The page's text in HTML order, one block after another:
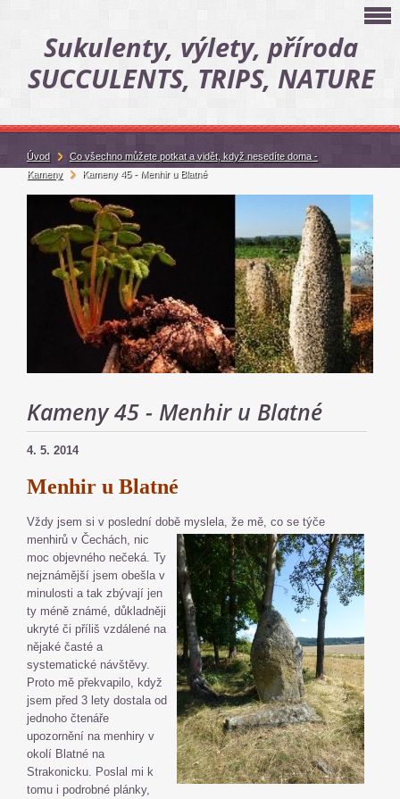
Sukulenty, výlety, příroda
SUCCULENTS, TRIPS, NATURE
Kameny 45 - Menhir u Blatné
4. 5. 2014
Menhir u Blatné
Vždy jsem si v poslední době myslela, že mě, co se týče
menhirů v Čechách, nic
moc objevného nečeká. Ty
nejznámější jsem obešla v
minulosti a tak zbývají jen
ty méně známé, důkladněji
ukryté či příliš vzdálené na
nějaké časté a
systematické návštěvy.
Proto mě překvapilo, když
jsem před 3 lety dostala od
jednoho čtenáře
upozornění na menhiry v
okolí Blatné na
Strakonicku. Poslal mi k
tomu i podrobné plánky,
Úvod
Co všechno můžete potkat a vidět, když nesedíte doma -
Kameny
Kameny 45 - Menhir u Blatné